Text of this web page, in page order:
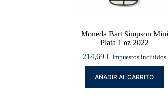
Moneda Bart Simpson Mini
Plata 1 oz 2022
214,69€ Impuestos incluidos
AÑADIR AL CARRITO